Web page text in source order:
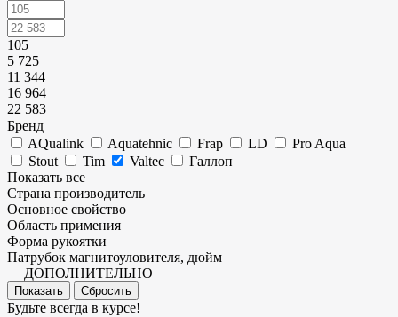
105
5 725
11 344
16 964
22 583
Бренд
AQualink
Aquatehnic Frap LD
Pro Aqua
Stout
Tim Valtec
Галлоп
Показать все
Страна производитель
Основное свойство
Область примения
Форма рукоятки
Патрубок магнитоуловителя, дюйм
ДОПОЛНИТЕЛЬНО
Показать Сбросить
Будьте всегда в курсе!